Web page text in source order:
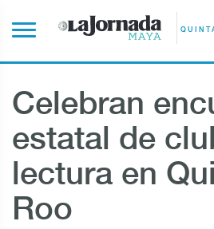
Celebran
estatal de
lectura en
Roo